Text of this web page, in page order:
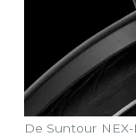
De Suntour